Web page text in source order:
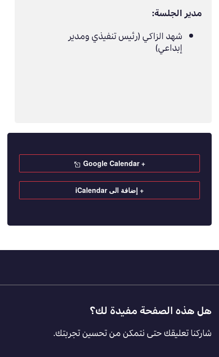
مدير الجلسة:
شهد الزاكي (رئيس تنفيذي ومدير
إبداعي)
+ Google Calendar
+ إضافة الى iCalendar
Footer
Feedback
[AR]
هل هذه الصفحة مفيدة لك؟
شاركنا تعليقك حتى نتمكن من تحسين تجربتك.